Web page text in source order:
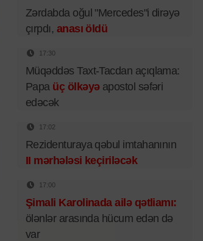
Zərdabda oğul "Mercedes"i dirəyə
çırpdı, anası öldü
17:30
Müqəddəs Taxt-Tacdan açıqlama:
Papa üç ölkəyəapostol səfəri
edəcək
17:02
Rezidenturaya qəbul imtahanının
II mərhələsi keçiriləcək
17:00
Şimali Karolinada ailə qətliamı:
ölənlər arasında hücum edən də
var